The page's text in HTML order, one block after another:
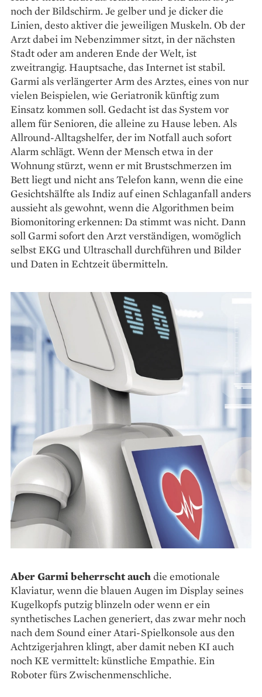
noch der Bildschirm. Je gelber und je dicker die
Linien, desto aktiver die jeweiligen Muskeln. Ob der
Arzt dabei im Nebenzimmer sitzt, in der nächsten
Stadt oder am anderen Ende der Welt, ist
zweitrangig. Hauptsache, das Internet ist stabil.
Garmi als verlängerter Arm des Arztes, eines von nur
vielen Beispielen, wie Geriatronik künftig zum
Einsatz kommen soll. Gedacht ist das System vor
allem für Senioren, die alleine zu Hause leben. Als
Allround-Alltagshelfer, der im Notfall auch sofort
Alarm schlägt. Wenn der Mensch etwa in der
Wohnung stürzt, wenn er mit Brustschmerzen im
Bett liegt und nicht ans Telefon kann, wenn die eine
Gesichtshälfte als Indiz auf einen Schlaganfall anders
aussieht als gewohnt, wenn die Algorithmen beim
Biomonitoring erkennen: Da stimmt was nicht. Dann
soll Garmi sofort den Arzt verständigen, womöglich
selbst EKG und Ultraschall durchführen und Bilder
und Daten in Echtzeit übermitteln.
Aber Garmi beherrscht auchdie emotionale
Klaviatur, wenn die blauen Augen im Display seines
Kugelkopfs putzig blinzeln oder wenn er ein
synthetisches Lachen generiert, das zwar mehr noch
nach dem Sound einer Atari-Spielkonsole aus den
Achtzigerjahren klingt, aber damit neben KI auch
noch KE vermittelt: künstliche Empathie. Ein
Roboter fürs Zwischenmenschliche.